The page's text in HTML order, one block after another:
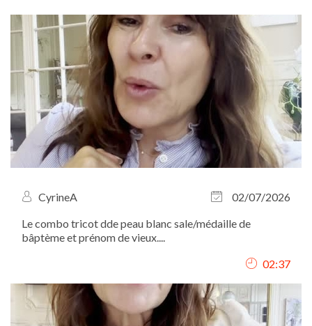
CyrineA
02/07/2026
Le combo tricot dde peau blanc sale/médaille de
bâptème et prénom de vieux....
02:37